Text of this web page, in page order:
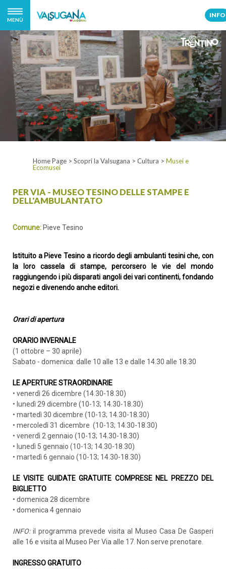
MENÙ
INFO
Home Page > Scopri la Valsugana > Cultura > Musei e
Ecomusei
PER VIA - MUSEO TESINO DELLE STAMPE E
DELL'AMBULANTATO
Comune: Pieve Tesino
Istituito a Pieve Tesino a ricordo degli ambulanti tesini che, con
la loro cassela di stampe, percorsero le vie del mondo
raggiungendo i più disparati angoli dei vari continenti, fondando
negozi e divenendo anche editori.
Orari di apertura
ORARIO INVERNALE
(1 ottobre – 30 aprile)
Sabato - domenica: dalle 10 alle 13 e dalle 14.30 alle 18.30
LE APERTURE STRAORDINARIE
• venerdì 26 dicembre (14.30-18.30)
• lunedì 29 dicembre (10-13; 14.30-18.30)
• martedì 30 dicembre (10-13; 14.30-18.30)
• mercoledì 31 dicembre (10-13; 14.30-18.30)
• venerdì 2 gennaio (10-13; 14.30-18.30)
• lunedì 5 gennaio (10-13; 14.30-18.30)
• martedì 6 gennaio (10-13; 14.30-18.30)
LE VISITE GUIDATE GRATUITE COMPRESE NEL PREZZO DEL
BIGLIETTO
• domenica 28 dicembre
• domenica 4 gennaio
INFO: il programma prevede visita al Museo Casa De Gasperi
alle 16 e visita al Museo Per Via alle 17. Non serve prenotare.
INGRESSO GRATUITO